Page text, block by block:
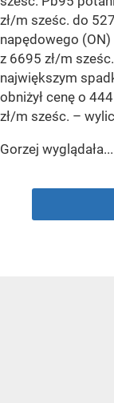
zł/m sześc. do
napędowego
z 6695 zł/m
największym
obniżył cenę o
zł/m sześc. –
Gorzej wyglądała...